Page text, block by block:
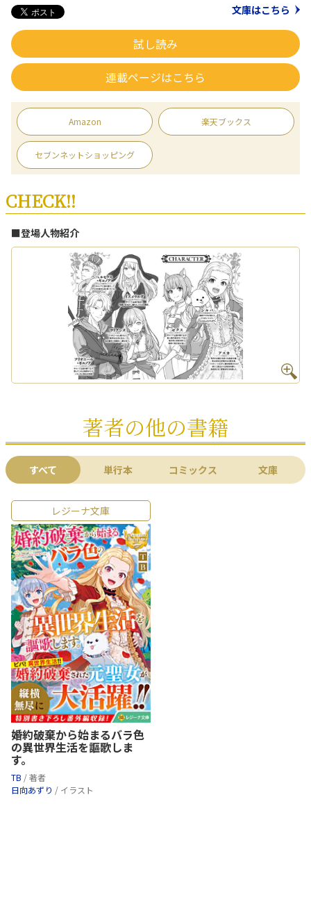
文庫はこちら
試し読み
連載ページはこちら
Amazon 楽天ブックス
セブンネットショッピング
CHECK!!
■登場人物紹介
著者の他の書籍
すべて 単行本 コミックス 文庫
レジーナ文庫
婚約破棄から始まるバラ色
の異世界生活を謳歌しま
す。
TB / 著者
日向あずり / イラスト